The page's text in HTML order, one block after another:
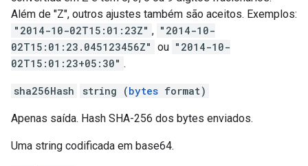
Além de "Z", outros ajustes também são aceitos. Exemplos:
"2014-10-02T15:01:23Z" , "2014-10-
02T15:01:23.045123456Z" ou "2014-10-
02T15:01:23+05:30" .
sha256Hash string (bytes format)
Apenas saída. Hash SHA-256 dos bytes enviados.
Uma string codificada em base64.